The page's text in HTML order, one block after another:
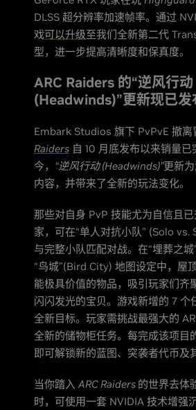
DLSS 超分辨率加速帧率。通过
戏可以升级至我们全新第二代
型，进一步提高清晰度和保真度。
ARC Raiders 的“逆风行动
(Headwinds)”更新现已发
Embark Studios 旗下 PvPvE 撤
Raiders 自 10 月底发布以来销量
今， “逆风行动 (Headwinds)”更新
内容，并带来了全新的玩法变化。
那些对自身 PvP 技能尤为自信且
家，可在“单人对抗小队” (Solo vs.
与完整小队匹配对战。在“埋葬之
“鸟城”(Bird City) 地图设定中，屋
能极具价值的物品，吸引玩家们齐
闪闪发光的宝贝。游戏新增的 7 个
全新目标。玩家需挑战最强大的
全新的储物柜任务。每完成该项目
即可解锁新的蓝图、突袭者代币及
当你踏入ARC Raiders 的世界去体
时，可使用一套 NVIDIA 技术增强